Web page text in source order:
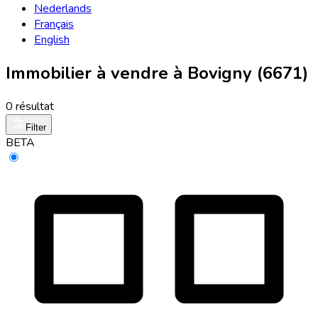
Nederlands
Français
English
Immobilier à vendre à Bovigny (6671)
0 résultat
Filter
BETA